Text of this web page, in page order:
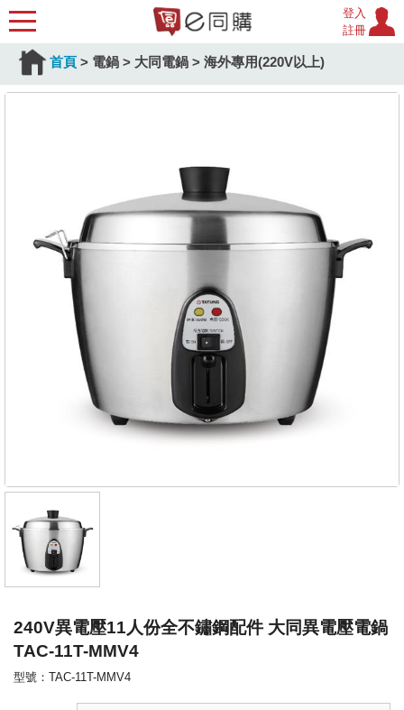
登入
註冊
首頁 > 電鍋 > 大同電鍋 > 海外專用(220V以上)
240V異電壓11人份全不鏽鋼配件 大同異電壓電鍋
TAC-11T-MMV4
型號：TAC-11T-MMV4